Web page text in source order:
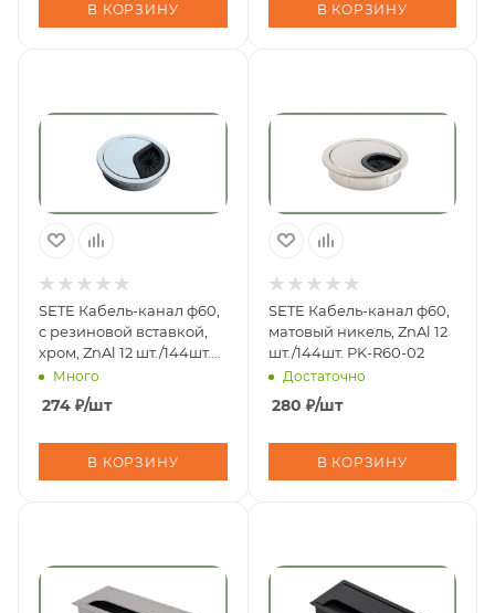
В КОРЗИНУ В КОРЗИНУ
SETE Кабель-канал ф60,
с резиновой вставкой,
хром, ZnAl 12 шт./144шт.
PK-T60-01
Много
274 ₽/шт
В КОРЗИНУ
SETE Кабель-канал ф60,
матовый никель, ZnAl 12
шт./144шт. PK-R60-02
Достаточно
280 ₽/шт
В КОРЗИНУ